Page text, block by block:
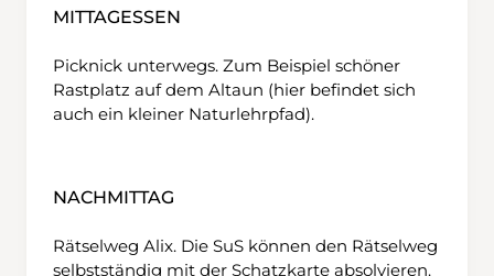
MITTAGESSEN
Picknick unterwegs. Zum Beispiel schöner
Rastplatz auf dem Altaun (hier befindet sich
auch ein kleiner Naturlehrpfad).
NACHMITTAG
Rätselweg Alix. Die SuS können den Rätselweg
selbstständig mit der Schatzkarte absolvieren.